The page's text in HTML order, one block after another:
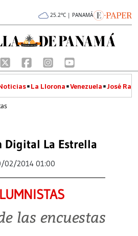
25.2°C | PANAMÁ
La Llorona Venezuela José
Digital La Estrella
02/2014 01:00
las encuestas